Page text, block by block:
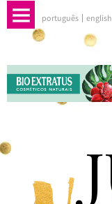
português english